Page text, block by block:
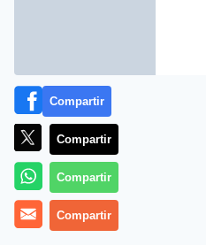
Lo llaman‘justicia comunitaria
Constitución boliviana de
Compartir
Compartir
Compartir
Compartir